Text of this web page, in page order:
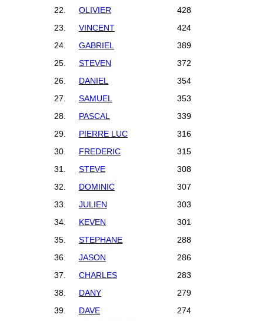
22.
OLIVIER
428
23.
VINCENT
424
24.
GABRIEL
389
25.
STEVEN
372
26.
DANIEL
354
27.
SAMUEL
353
28.
PASCAL
339
29.
PIERRE LUC
316
30.
FREDERIC
315
31.
STEVE
308
32.
DOMINIC
307
33.
JULIEN
303
34.
KEVEN
301
35.
STEPHANE
288
36.
JASON
286
37.
CHARLES
283
38.
DANY
279
39.
DAVE
274